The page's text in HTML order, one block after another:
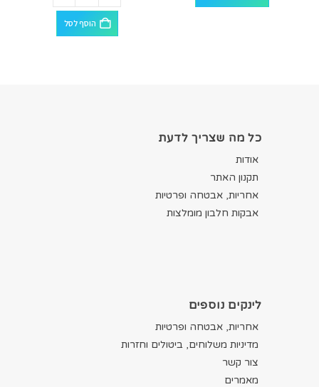
הוסף לסל
כל מה שצריך לדעת
אודות
תקנון האתר
אחריות, אבטחה ופרטיות
אבקות חלבון מומלצות
לינקים נוספים
אחריות, אבטחה ופרטיות
מדיניות משלוחים, ביטולים וחזרות
צור קשר
מאמרים